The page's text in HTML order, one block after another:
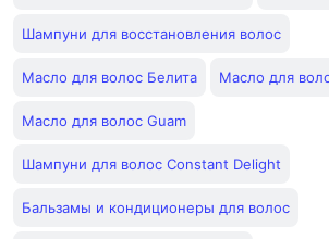
Шампуни для восстановления волос
Масло для волос Белита Масло для
Масло для волос Guam
Шампуни для волос Constant Delight
Бальзамы и кондиционеры для волос